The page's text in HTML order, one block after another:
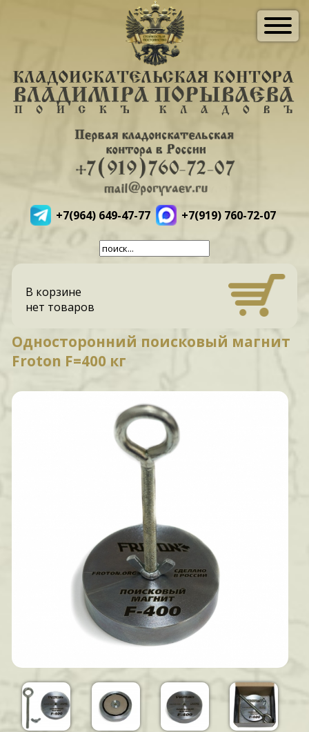
+7(964) 649-47-77 +7(919) 760-72-07
В корзине
нет товаров
Односторонний поисковый магнит
Froton F=400 кг